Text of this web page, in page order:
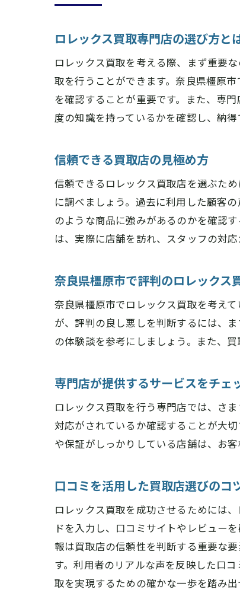
ロレックス買取専門店の選び方と
ロレックス買取を考える際、まず重要
取を行うことができます。奈良県橿原
を確認することが重要です。また、専
度の知識を持っているかを確認し、納
信頼できる買取店の見極め方
信頼できるロレックス買取店を選ぶた
に調べましょう。過去に利用した顧客
のような商品に強みがあるのかを確認
は、実際に店舗を訪れ、スタッフの対
奈良県橿原市で評判のロレックス
奈良県橿原市でロレックス買取を考え
が、評判の良し悪しを判断するには、
の体験談を参考にしましょう。また、
専門店が提供するサービスをチェ
ロレックス買取を行う専門店では、さ
対応がされているか確認することが大
や保証がしっかりしている店舗は、お
口コミを活用した買取店選びのコ
ロレックス買取を成功させるためには
ドを入力し、口コミサイトやレビュー
報は買取店の信頼性を判断する重要な
す。利用者のリアルな声を反映した口
取を実現するための確かな一歩を踏み出